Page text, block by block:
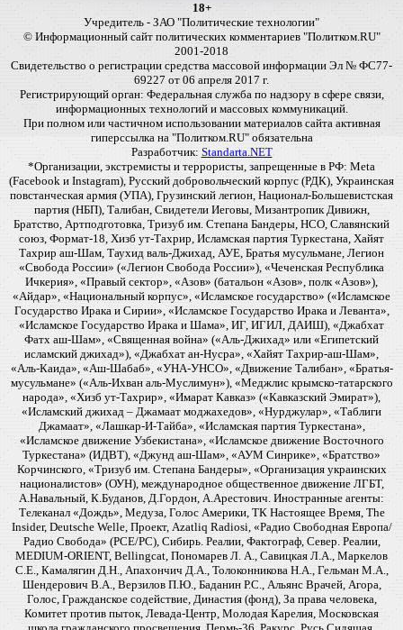
18+
Учредитель - ЗАО "Политические технологии"
© Информационный сайт политических комментариев "Политком.RU"
2001-2018
Свидетельство о регистрации средства массовой информации Эл № ФС77-
69227 от 06 апреля 2017 г.
Регистрирующий орган: Федеральная служба по надзору в сфере связи,
информационных технологий и массовых коммуникаций.
При полном или частичном использовании материалов сайта активная
гиперссылка на "Политком.RU" обязательна
Разработчик: Standarta.NET
*Организации, экстремисты и террористы, запрещенные в РФ: Meta
(Facebook и Instagram), Русский добровольческий корпус (РДК), Украинская
повстанческая армия (УПА), Грузинский легион, Национал-Большевистская
партия (НБП), Талибан, Свидетели Иеговы, Мизантропик Дивижн,
Братство, Артподготовка, Тризуб им. Степана Бандеры, НСО, Славянский
союз, Формат-18, Хизб ут-Тахрир, Исламская партия Туркестана, Хайят
Тахрир аш-Шам, Таухид валь-Джихад, АУЕ, Братья мусульмане, Легион
«Свобода России» («Легион Свобода России»), «Чеченская Республика
Ичкерия», «Правый сектор», «Азов» (батальон «Азов», полк «Азов»),
«Айдар», «Национальный корпус», «Исламское государство» («Исламское
Государство Ирака и Сирии», «Исламское Государство Ирака и Леванта»,
«Исламское Государство Ирака и Шама», ИГ, ИГИЛ, ДАИШ), «Джабхат
Фатх аш-Шам», «Священная война» («Аль-Джихад» или «Египетский
исламский джихад»), «Джабхат ан-Нусра», «Хайят Тахрир-аш-Шам»,
«Аль-Каида», «Аш-Шабаб», «УНА-УНСО», «Движение Талибан», «Братья-
мусульмане» («Аль-Ихван аль-Муслимун»), «Меджлис крымско-татарского
народа», «Хизб ут-Тахрир», «Имарат Кавказ» («Кавказский Эмират»),
«Исламский джихад – Джамаат моджахедов», «Нурджулар», «Таблиги
Джамаат», «Лашкар-И-Тайба», «Исламская партия Туркестана»,
«Исламское движение Узбекистана», «Исламское движение Восточного
Туркестана» (ИДВТ), «Джунд аш-Шам», «АУМ Синрике», «Братство»
Корчинского, «Тризуб им. Степана Бандеры», «Организация украинских
националистов» (ОУН), международное общественное движение ЛГБТ,
А.Навальный, К.Буданов, Д.Гордон, А.Арестович. Иностранные агенты:
Телеканал «Дождь», Медуза, Голос Америки, ТК Настоящее Время, The
Insider, Deutsche Welle, Проект, Azatliq Radiosi, «Радио Свободная Европа/
Радио Свобода» (PCE/PC), Сибирь. Реалии, Фактограф, Север. Реалии,
MEDIUM-ORIENT, Bellingcat, Пономарев Л. А., Савицкая Л.А., Маркелов
С.Е., Камалягин Д.Н., Апахончич Д.А., Толоконникова Н.А., Гельман М.А.,
Шендерович В.А., Верзилов П.Ю., Баданин Р.С., Альянс Врачей, Агора,
Голос, Гражданское содействие, Династия (фонд), За права человека,
Комитет против пыток, Левада-Центр, Молодая Карелия, Московская